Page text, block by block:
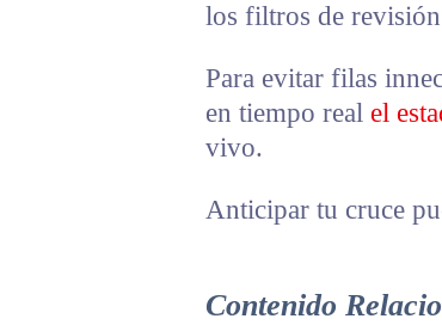
los filtros de
Para evitar filas
en tiempo real el
vivo.
Anticipar tu cruce
Contenido